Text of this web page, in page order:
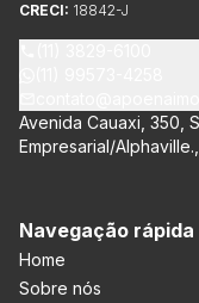
CRECI: 18842-J
Avenida Cauaxi, 350,
Empresarial/
Navegação rápida
Home
Sobre nós